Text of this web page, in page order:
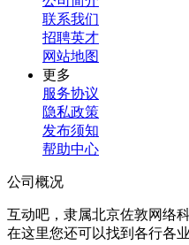
联系我们
招聘英才
网站地图
更多
服务协议
隐私政策
发布须知
帮助中心
公司概况
互动吧，隶属北京佐敦网络
在这里您还可以找到各行各